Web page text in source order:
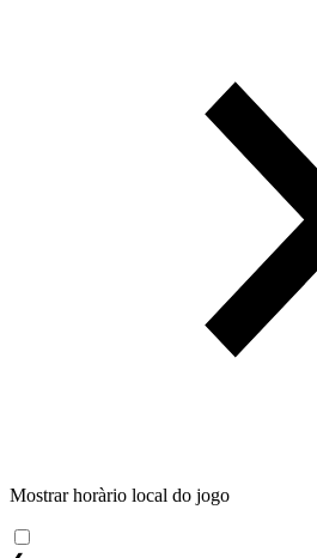
Mostrar horàrio local do jogo